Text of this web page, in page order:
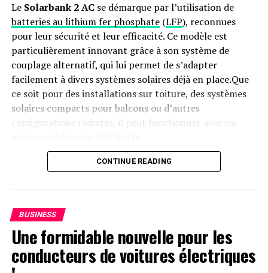
Le Solarbank 2 AC se démarque par l’utilisation de
batteries au lithium fer phosphate(LFP), reconnues
pour leur sécurité et leur efficacité. Ce modèle est
particulièrement innovant grâce à son système de
couplage alternatif, qui lui permet de s’adapter
facilement à divers systèmes solaires déjà en place.Que
ce soit pour des installations sur toiture, des systèmes
solaires compacts pour balcons ou d’autres
configurations réduites, il peut fonctionner avec un
Capacité et flexibilité Énergétique
Avec une capacité maximale d’injection dans le réseau
domestique atteignant 1200 watts,le Solarbank 2 AC
peut être associé à deux régulateurs solaires MPPT. Cela
ouvre la possibilité d’ajouter jusqu’à 1200 watts
supplémentaires via des panneaux solaires additionnels,
portant ainsi la puissance totale à un impressionnant
CONTINUE READING
BUSINESS
Une formidable nouvelle pour les
conducteurs de voitures électriques